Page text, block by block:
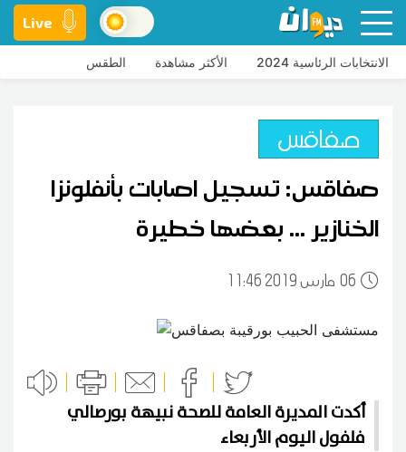
Live
الانتخابات الرئاسية 2024 الأكثر مشاهدة الطقس
صفاقس
صفاقس: تسجيل اصابات بأنفلونزا
الخنازير ... بعضها خطيرة
06 11:46 2019 مارس
أكدت المديرة العامة للصحة نبيهة بورصالي
فلفول اليوم الأربعاء